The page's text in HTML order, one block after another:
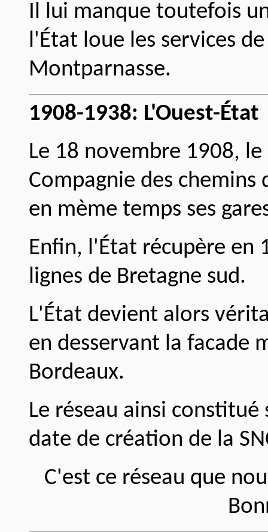
Il lui manque toutefois
l'État loue les services
Montparnasse.
1908-1938: L'Ouest-État
Le 18 novembre 1908,
Compagnie des
en mème temps ses
Enfin, l'État récupère en
lignes de Bretagne sud.
L'État devient alors
en desservant la facade
Bordeaux.
Le réseau ainsi
date de création de la
C'est ce réseau que